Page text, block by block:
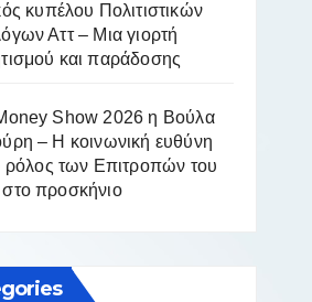
κυπέλου Πολιτιστικών
Αττ – Μια γιορτή
και παράδοσης
Show 2026 η Βούλα
– Η κοινωνική ευθύνη
ρόλος των Επιτροπών του
προσκήνιο